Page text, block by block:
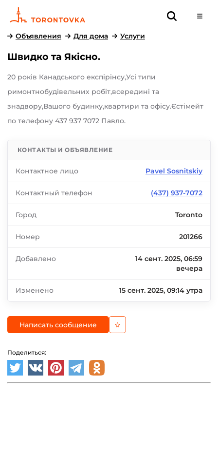
Объявления Для дома Услуги
Швидко та Якісно.
20 років Канадського експірінсу,Усі типи
римонтнобудівельних робіт,всередині та
знадвору,Вашого будинку,квартири та офісу.Єстімейт
по телефону 437 937 7072 Павло.
КОНТАКТЫ И ОБЪЯВЛЕНИЕ
Контактное лицо Pavel Sosnitskiy
Контактный телефон (437) 937-7072
Город Toronto
Номер 201266
Добавлено
14 сент. 2025, 06:59
вечера
Изменено 15 сент. 2025, 09:14 утра
Написать сообщение
Поделиться: